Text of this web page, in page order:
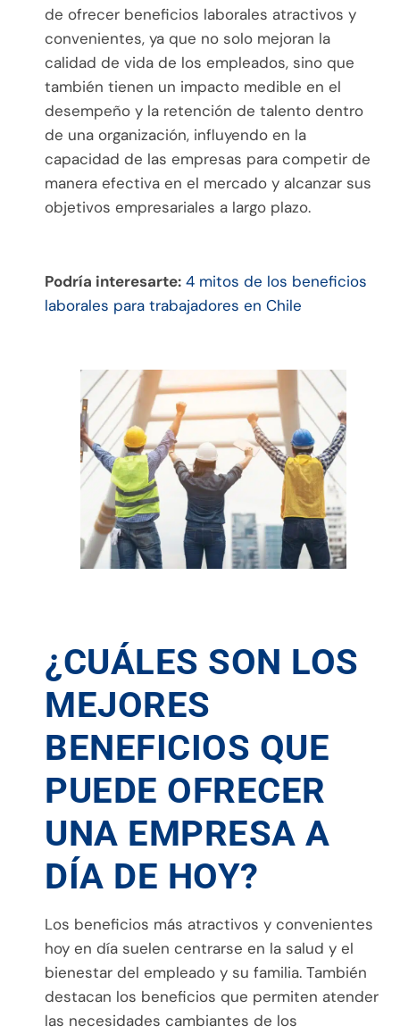
de ofrecer beneficios laborales atractivos y
convenientes, ya que no solo mejoran la
calidad de vida de los empleados, sino que
también tienen un impacto medible en el
desempeño y la retención de talento dentro
de una organización, influyendo en la
capacidad de las empresas para competir de
manera efectiva en el mercado y alcanzar sus
objetivos empresariales a largo plazo.
Podría interesarte: 4 mitos de los beneficios
laborales para trabajadores en Chile
¿CUÁLES SON LOS
MEJORES
BENEFICIOS QUE
PUEDE OFRECER
UNA EMPRESA A
DÍA DE HOY?
Los beneficios más atractivos y convenientes
hoy en día suelen centrarse en la salud y el
bienestar del empleado y su familia. También
destacan los beneficios que permiten atender
las necesidades cambiantes de los